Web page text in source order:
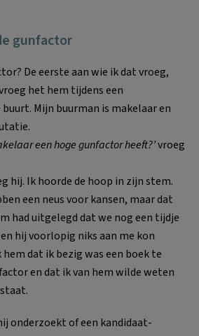
gunfactor
De eerste aan wie ik dat vroeg,
het hem tijdens een
Mijn buurman is makelaar en
een hoge gunfactor heeft?’vroeg
hij. Ik hoorde de hoop in zijn stem.
een neus voor kansen, maar dat
had uitgelegd dat we nog een tijdje
hij voorlopig niks aan me kon
dat ik bezig was een boek te
en dat ik van hem wilde weten
onderzoekt of een kandidaat-